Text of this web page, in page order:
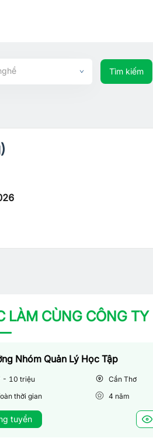
Tìm kiếm
LÀM CÙNG CÔNG TY
Nhóm Quản Lý Học Tập
- 10 triệu
Cần Thơ
thời gian
4 năm
tuyển